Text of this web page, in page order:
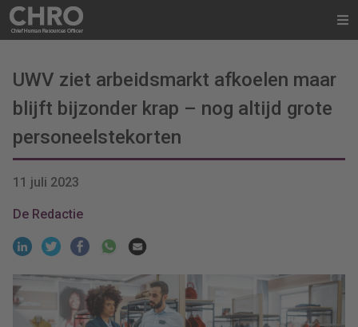
UWV ziet arbeidsmarkt afkoelen maar
blijft bijzonder krap – nog altijd grote
personeelstekorten
11 juli 2023
De Redactie